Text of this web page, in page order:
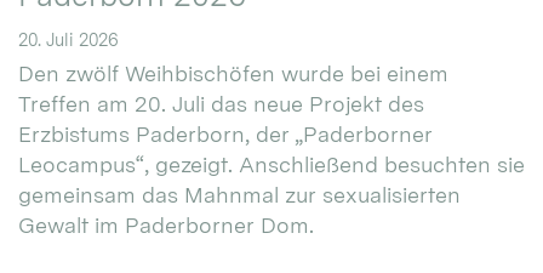
20. Juli 2026
Den zwölf Weihbischöfen wurde bei einem
Treffen am 20. Juli das neue Projekt des
Erzbistums Paderborn, der „Paderborner
Leocampus“, gezeigt. Anschließend besuchten sie
gemeinsam das Mahnmal zur sexualisierten
Gewalt im Paderborner Dom.